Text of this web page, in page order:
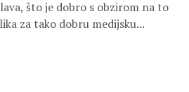
što je dobro s obzirom na to
za tako dobru medijsku...